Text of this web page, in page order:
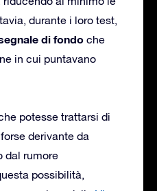
durante i loro test,
di fondo che
in cui puntavano
potesse trattarsi di
derivante da
dal rumore
possibilità,